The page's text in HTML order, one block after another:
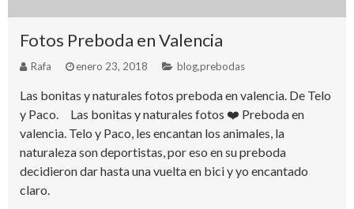
Fotos Preboda en Valencia
Rafa enero 23, 2018 blog,prebodas
Las bonitas y naturales fotos preboda en valencia. De Telo
y Paco. Las bonitas y naturales fotos ❤️ Preboda en
valencia. Telo y Paco, les encantan los animales, la
naturaleza son deportistas, por eso en su preboda
decidieron dar hasta una vuelta en bici y yo encantado
claro.